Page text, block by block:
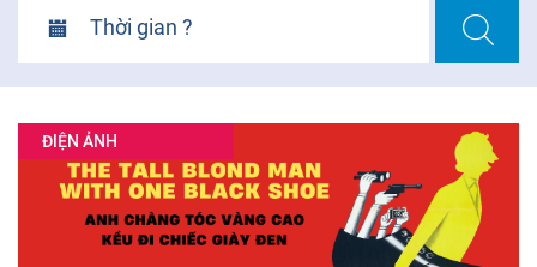
GIỎ HÀNG ĐĂNG NHẬP
VI
FR
Thời gian ?
ĐIỆN ẢNH